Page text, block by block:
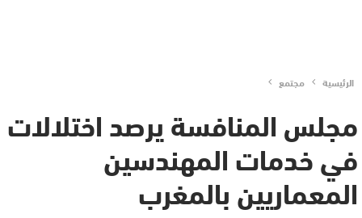
الرئيسية مجتمع
مجلس المنافسة يرصد اختلالات
في خدمات المهندسين
المعماريين بالمغرب